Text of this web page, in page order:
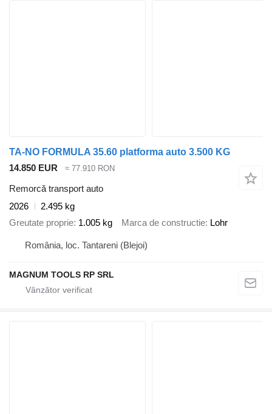
TA-NO FORMULA 35.60 platforma auto 3.500 KG
14.850 EUR
≈ 77.910 RON
Remorcă transport auto
2026
2.495 kg
Greutate proprie 1.005 kg Marca de constructie Lohr
România, loc. Tantareni (Blejoi)
MAGNUM TOOLS RP SRL